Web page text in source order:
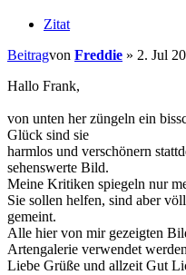
Zitat
Beitragvon Freddie » 2. Jul
Hallo Frank,
von unten her züngeln ein
Glück sind sie
harmlos und verschönern
sehenswerte Bild.
Meine Kritiken spiegeln nur
Sie sollen helfen, sind aber
gemeint.
Alle hier von mir gezeigten
Artengalerie verwendet
Liebe Grüße und allzeit Gut